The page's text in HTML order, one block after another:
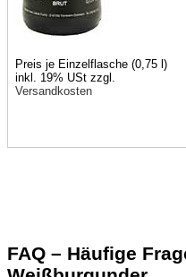
Preis je Einzelflasche (0,75 l)
inkl. 19% USt zzgl.
Versandkosten
FAQ – Häufige